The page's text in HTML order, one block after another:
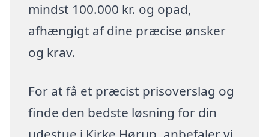
mindst 100.000 kr. og opad,
afhængigt af dine præcise ønsker
og krav.
For at få et præcist prisoverslag og
finde den bedste løsning for din